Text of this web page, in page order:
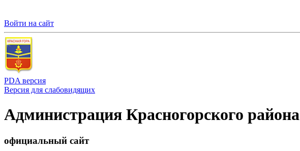
Войти на сайт
PDA версия
Версия для слабовидящих
Администрация Красногорского района
официальный сайт